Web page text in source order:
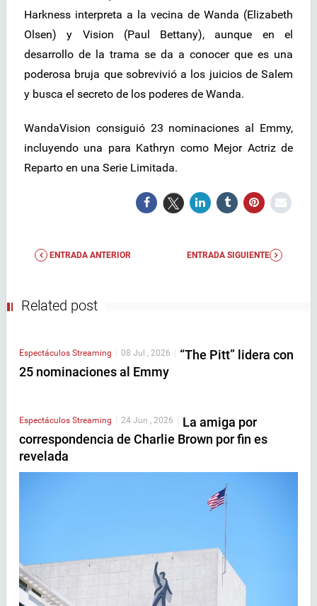
Harkness interpreta a la vecina de Wanda (Elizabeth
Olsen) y Vision (Paul Bettany), aunque en el
desarrollo de la trama se da a conocer que es una
poderosa bruja que sobrevivió a los juicios de Salem
y busca el secreto de los poderes de Wanda.
WandaVision consiguió 23 nominaciones al Emmy,
incluyendo una para Kathryn como Mejor Actriz de
Reparto en una Serie Limitada.
ENTRADA ANTERIOR ENTRADA SIGUIENTE
Related post
Espectáculos Streaming 08 Jul , 2026
“The Pitt” lidera con
25 nominaciones al Emmy
Espectáculos Streaming | 24 Jun , 2026 | La amiga por
correspondencia de Charlie Brown por fin es
revelada